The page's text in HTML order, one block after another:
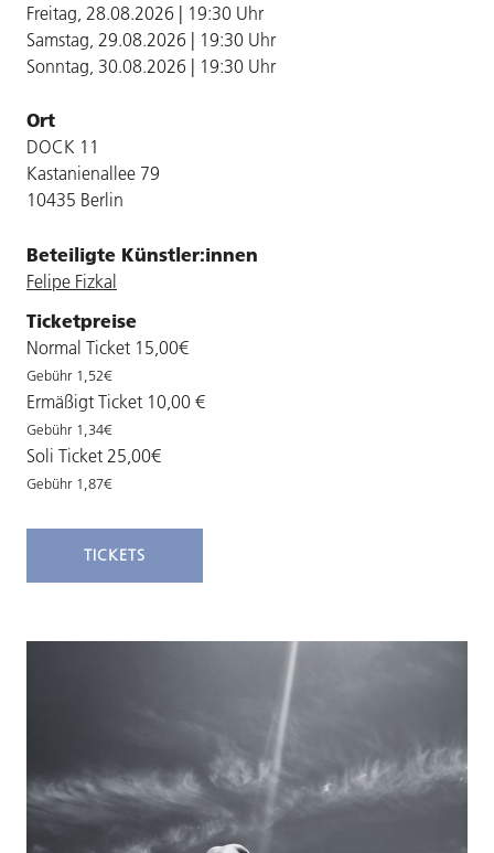
Freitag, 28.08.2026 | 19:30 Uhr
Samstag, 29.08.2026 | 19:30 Uhr
Sonntag, 30.08.2026 | 19:30 Uhr
Ort
DOCK 11
Kastanienallee 79
10435 Berlin
Beteiligte Künstler:innen
Felipe Fizkal
Ticketpreise
Normal Ticket 15,00€
Gebühr 1,52€
Ermäßigt Ticket 10,00 €
Gebühr 1,34€
Soli Ticket 25,00€
Gebühr 1,87€
TICKETS